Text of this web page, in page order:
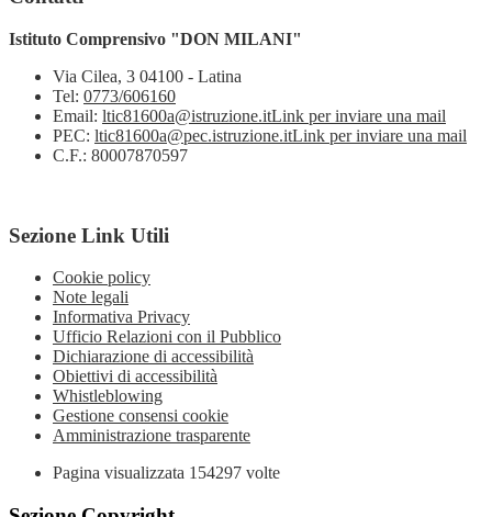
Istituto Comprensivo "DON MILANI"
Via Cilea, 3 04100 - Latina
Tel: 0773/606160
Email: ltic81600a@istruzione.itLink per inviare una mail
PEC: ltic81600a@pec.istruzione.itLink per inviare una mail
C.F.: 80007870597
Sezione Link Utili
Cookie policy
Note legali
Informativa Privacy
Ufficio Relazioni con il Pubblico
Dichiarazione di accessibilità
Obiettivi di accessibilità
Whistleblowing
Gestione consensi cookie
Amministrazione trasparente
Pagina visualizzata 154297 volte